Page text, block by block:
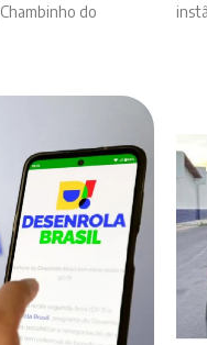
do